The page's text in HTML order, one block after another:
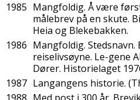
1985 Mangfoldig. Å være
målebrev på en skute.
Heia og Blekebakken.
1986 Mangfoldig. Stedsnavn.
reiselivsøyne. Le-gene
Dører. Historielaget
1987 Langangens historie.